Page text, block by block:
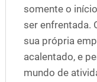
somente o
ser enfrentada.
sua própria
acalentado, e
mundo de